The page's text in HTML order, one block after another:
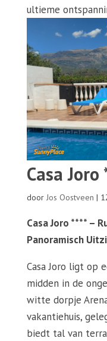
ultieme
Casa Joro
door Jos Oostveen |
Casa Joro **** –
Panoramisch
Casa Joro ligt op
midden in de
witte dorpje
vakantiehuis,
biedt tal van